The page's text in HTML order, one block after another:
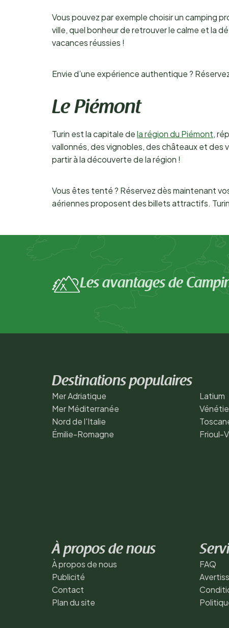
Vous pouvez par exemple choisir un camping
ville, quel bonheur de retrouver le calme et la
vacances réussies !
Envie d’une expérience authentique ?
Le Piémont
Turin est la capitale dela région du Piémont,
vallonnés, des vignobles, des châteaux et des
partir à la découverte de la région !
Vous êtes tenté ? Réservez dès maintenant
aériennes proposent des billets attractifs.
Les avantages de
Destinations populaires
Mer Adriatique
Mer Méditerranée
Nord de l'Italie
Émilie-Romagne
Latium
Vénétie
Frioul-
À propos de nous
À propos de nous
Publicité
Contact
Plan du site
FAQ